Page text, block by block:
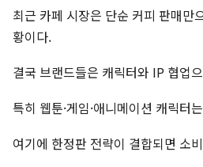
최근 카페 시장은 단순 커피 판매만
황이다.
결국 브랜드들은 캐릭터와 IP 협업
특히 웹툰·게임·애니메이션 캐릭터
여기에 한정판 전략이 결합되면 소